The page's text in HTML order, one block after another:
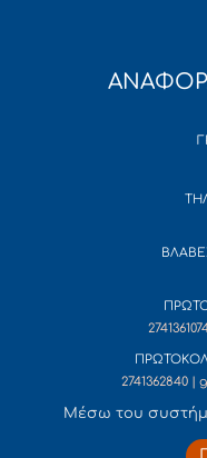
2741362840 |
Mέσω του